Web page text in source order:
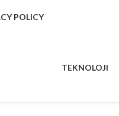
POLICY
TEKNOLOJI